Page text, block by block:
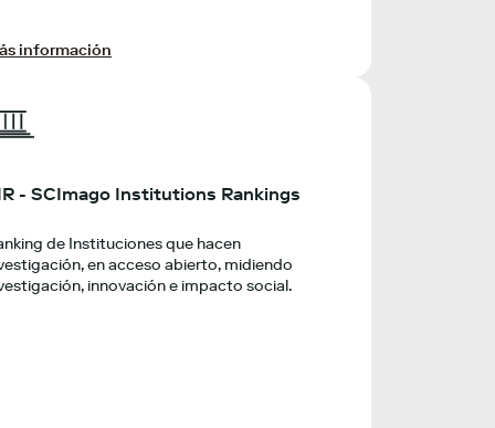
información
- SCImago Institutions Rankings
de Instituciones que hacen
en acceso abierto, midiendo
innovación e impacto social.